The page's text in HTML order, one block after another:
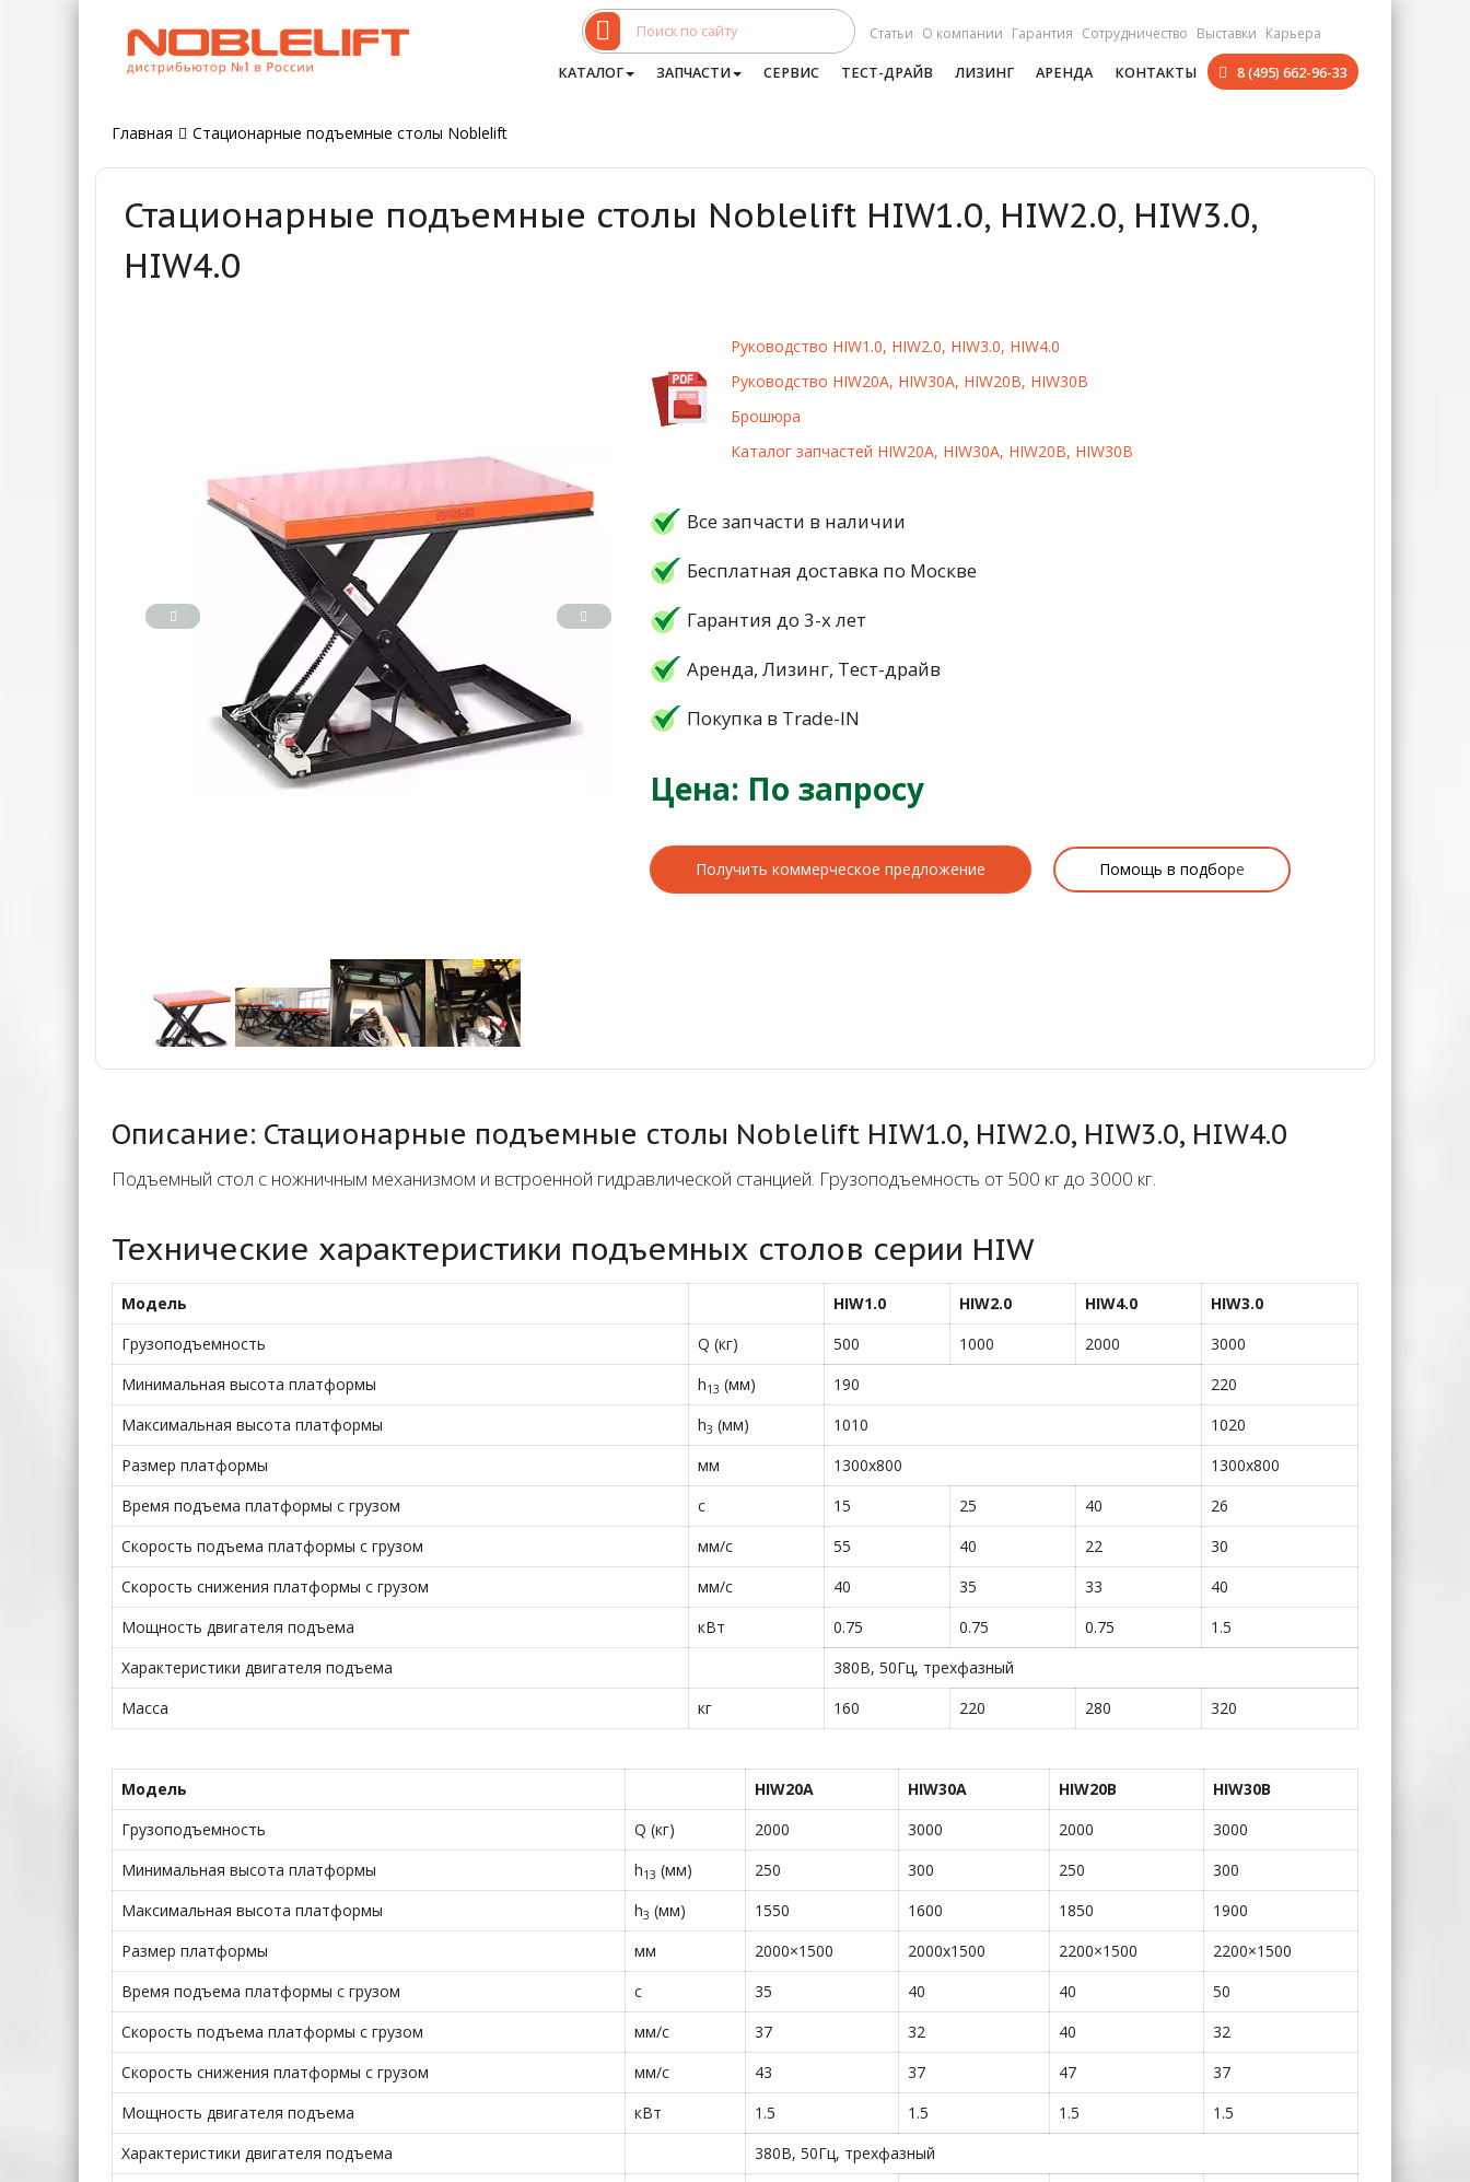
Статьи О компании Гарантия Сотрудничество Выставки Карьера
КАТАЛОГ ЗАПЧАСТИ СЕРВИС ТЕСТ-ДРАЙВ ЛИЗИНГ АРЕНДА КОНТАКТЫ 8 (495) 662-96-33
Главная Стационарные подъемные столы Noblelift
Стационарные подъемные столы Noblelift HIW1.0, HIW2.0, HIW3.0,
HIW4.0
Руководство HIW1.0, HIW2.0, HIW3.0, HIW4.0
Руководство HIW20A, HIW30A, HIW20B, HIW30B
Брошюра
Каталог запчастей HIW20A, HIW30A, HIW20B, HIW30B
Все запчасти в наличии
Бесплатная доставка по Москве
Гарантия до 3-х лет
Аренда, Лизинг, Тест-драйв
Покупка в Trade-IN
Цена: По запросу
Получить коммерческое предложение Помощь в подборе
Описание: Стационарные подъемные столы Noblelift HIW1.0, HIW2.0, HIW3.0, HIW4.0
Подъемный стол с ножничным механизмом и встроенной гидравлической станцией. Грузоподъемность от 500 кг до 3000 кг.
Технические характеристики подъемных столов серии HIW
Модель HIW1.0 HIW2.0 HIW4.0
HIW3.0
Грузоподъемность
Q (кг) 500 1000 2000
3000
Минимальная высота платформы
h13 (мм) 190
220
Максимальная высота платформы
h3 (мм) 1010
1020
Размер платформы
мм 1300х800
1300х800
Время подъема платформы с грузом
с 15 25 40
26
Скорость подъема платформы с грузом
мм/с 55 40 22
30
Скорость снижения платформы с грузом
мм/с 40 35 33
40
Мощность двигателя подъема
кВт 0.75 0.75 0.75
1.5
Характеристики двигателя подъема
380В, 50Гц, трехфазный
Масса
кг 160 220 280 320
Модель HIW20A HIW30A HIW20B
HIW30B
Грузоподъемность
Q (кг) 2000 3000 2000
3000
Минимальная высота платформы
h13 (мм) 250 300 250
300
Максимальная высота платформы
h3 (мм) 1550 1600 1850
1900
Размер платформы
мм 2000×1500 2000х1500 2200×1500
2200×1500
Время подъема платформы с грузом
с 35 40 40
50
Скорость подъема платформы с грузом
мм/с 37 32 40
32
Скорость снижения платформы с грузом
мм/с 43 37 47
37
Мощность двигателя подъема
кВт 1.5 1.5 1.5
1.5
Характеристики двигателя подъема
380В, 50Гц, трехфазный